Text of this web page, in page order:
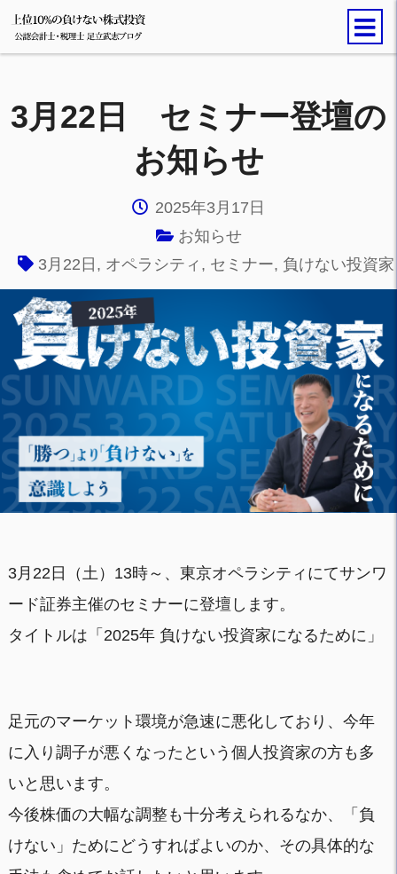
3月22日 セミナー登壇の
お知らせ
2025年3月17日
お知らせ
3月22日 , オペラシティ , セミナー, 負けない投資家
3月22日（土）13時～、東京オペラシティにてサンワ
ード証券主催のセミナーに登壇します。
タイトルは「2025年 負けない投資家になるために」
足元のマーケット環境が急速に悪化しており、今年
に入り調子が悪くなったという個人投資家の方も多
いと思います。
今後株価の大幅な調整も十分考えられるなか、「負
けない」ためにどうすればよいのか、その具体的な